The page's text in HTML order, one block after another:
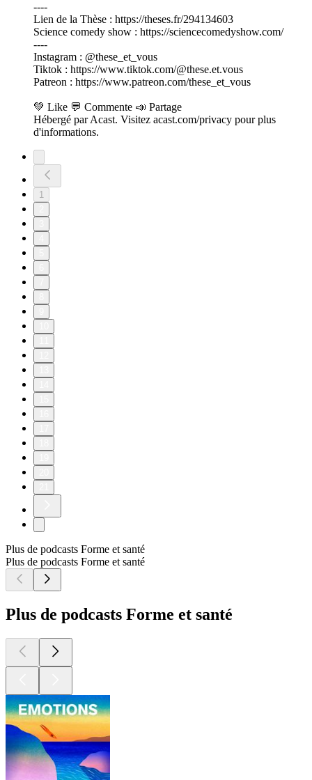
----
Lien de la Thèse : https://theses.fr/294134603
Science comedy show : https://sciencecomedyshow.com/
----
Instagram : @these_et_vous
Tiktok : https://www.tiktok.com/@these.et.vous
Patreon : https://www.patreon.com/these_et_vous
💚 Like 💬 Commente 📣 Partage
Hébergé par Acast. Visitez acast.com/privacy pour plus
d'informations.
1
Plus de podcasts Forme et santé
Plus de podcasts Forme et santé
Plus de podcasts Forme et santé